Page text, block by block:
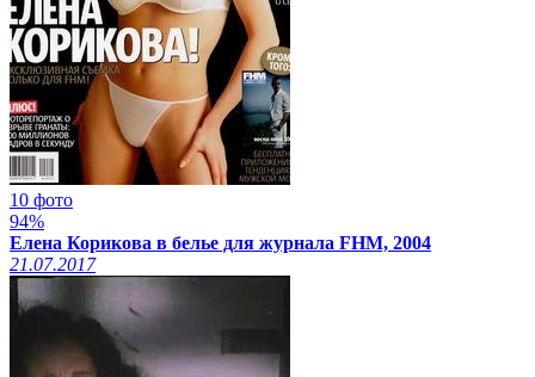
10 фото
94%
Елена Корикова в белье для журнала FHM, 2004
21.07.2017